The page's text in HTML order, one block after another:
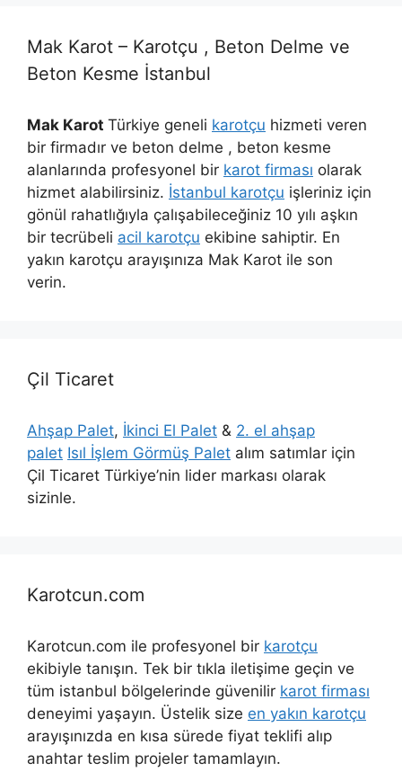
Mak Karot – Karotçu , Beton Delme ve
Beton Kesme İstanbul
Mak Karot Türkiye geneli karotçu hizmeti veren
bir firmadır ve beton delme , beton kesme
alanlarında profesyonel bir karot firması olarak
hizmet alabilirsiniz. İstanbul karotçu işleriniz için
gönül rahatlığıyla çalışabileceğiniz 10 yılı aşkın
bir tecrübeli acil karotçu ekibine sahiptir. En
yakın karotçu arayışınıza Mak Karot ile son
verin.
Çil Ticaret
Ahşap Palet, İkinci El Palet & 2. el ahşap
palet Isıl İşlem Görmüş Palet alım satımlar için
Çil Ticaret Türkiye’nin lider markası olarak
sizinle.
Karotcun.com
Karotcun.com ile profesyonel bir karotçu
ekibiyle tanışın. Tek bir tıkla iletişime geçin ve
tüm istanbul bölgelerinde güvenilir karot firması
deneyimi yaşayın. Üstelik size en yakın karotçu
arayışınızda en kısa sürede fiyat teklifi alıp
anahtar teslim projeler tamamlayın.